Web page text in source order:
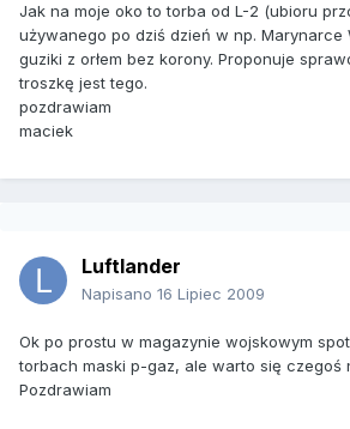
Jak na moje oko to torba od L-2 (ubioru
używanego po dziś dzień w np. Marynarce
guziki z orłem bez korony. Proponuje
troszkę jest tego.
pozdrawiam
maciek
Luftlander
Napisano 16 Lipiec 2009
Ok po prostu w magazynie wojskowym
torbach maski p-gaz, ale warto się czegoś
Pozdrawiam